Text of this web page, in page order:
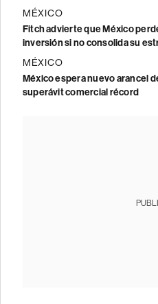
MÉXICO
Fitch advierte que México
inversión si no consolida su
MÉXICO
México espera nuevo arancel
superávit comercial récord